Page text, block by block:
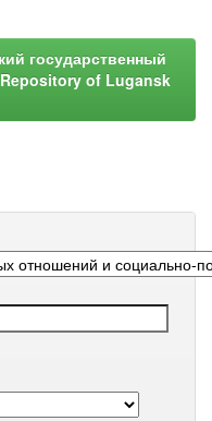
государственный
of Lugansk